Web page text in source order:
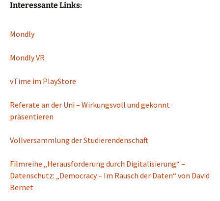
Interessante Links:
Mondly
Mondly VR
vTime im PlayStore
Referate an der Uni – Wirkungsvoll und gekonnt
präsentieren
Vollversammlung der Studierendenschaft
Filmreihe „Herausforderung durch Digitalisierung“ –
Datenschutz: „Democracy – Im Rausch der Daten“ von David
Bernet